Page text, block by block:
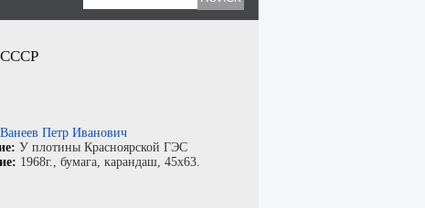
СССР
Ванеев Петр Иванович
У плотины Красноярской ГЭС
1968г., бумага, карандаш, 45x63.